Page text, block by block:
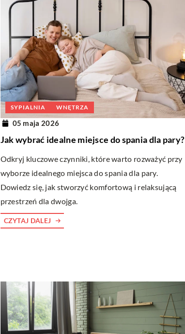
SYPIALNIA WNĘTRZA
05 maja 2026
Jak wybrać idealne miejsce do spania dla pary?
Odkryj kluczowe czynniki, które warto rozważyć przy
wyborze idealnego miejsca do spania dla pary.
Dowiedz się, jak stworzyć komfortową i relaksującą
przestrzeń dla dwojga.
CZYTAJ DALEJ